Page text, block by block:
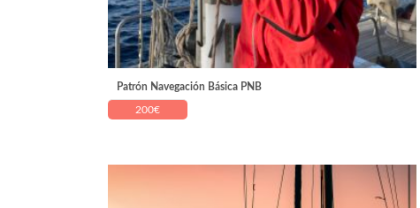
Patrón Navegación Básica PNB
200€